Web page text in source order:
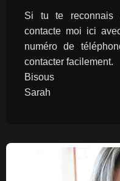
Si tu te reconnais
contacte moi ici
numéro de
contacter facilement.
Bisous
Sarah